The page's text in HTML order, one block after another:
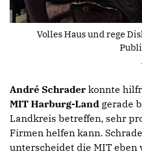
Volles Haus und rege
André Schrader konnte
MIT Harburg-Land gerade
Landkreis betreffen, sehr
Firmen helfen kann.
unterscheidet die MIT eben